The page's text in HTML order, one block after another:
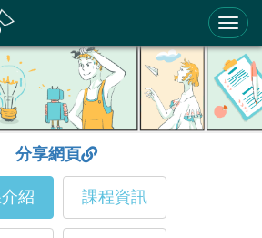
育才輔助系統
分享網頁
紹 課程資訊